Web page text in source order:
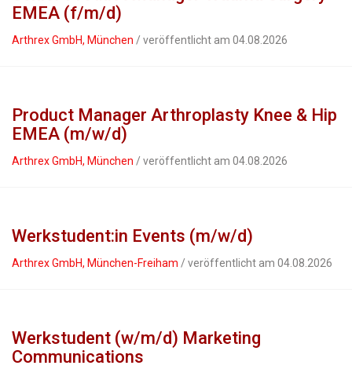
EMEA (f/m/d)
Arthrex GmbH, München / veröffentlicht am 04.08.2026
Product Manager Arthroplasty Knee & Hip
EMEA (m/w/d)
Arthrex GmbH, München / veröffentlicht am 04.08.2026
Werkstudent:in Events (m/w/d)
Arthrex GmbH, München-Freiham / veröffentlicht am 04.08.2026
Werkstudent (w/m/d) Marketing
Communications